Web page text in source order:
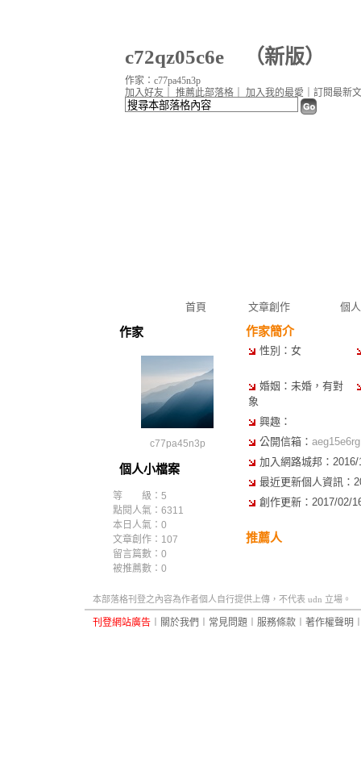
c72qz05c6e （新版）
首頁 文章創作 個
加入好友 推薦此部落格 加入我的最愛 訂閱最新
作家：c77pa45n3p
作家
c77pa45n3p
個人小檔案
等 級：5
點閱人氣：6311
本日人氣：0
文章創作：107
留言篇數：0
被推薦數： 0
作家簡介
性別：女
婚姻：未婚，有對
象
興趣：
公開信箱：
加入網路城邦：
最近更新個人資訊：
創作更新：2017/02/
推薦人
本部落格刊登之內容為作者個人自行提供上傳，不代表 udn 立場。
刊登網站廣告 關於我們 常見問題 服務條款 著作權聲明